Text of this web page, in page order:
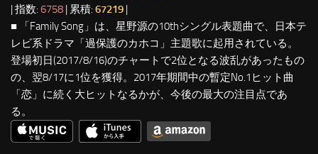
| 指数: 6758 | 累積: 67219 |
■ 「Family Song」は、星野源の10thシングル表題曲で、日本テ
レビ系ドラマ「過保護のカホコ」主題歌に起用されている。
登場初日(2017/8/16)のチャートで2位となる波乱があったもの
の、翌8/17に1位を獲得。2017年期間中の暫定No.1ヒット曲
「恋」に続く大ヒットなるかが、今後の最大の注目点であ
る。